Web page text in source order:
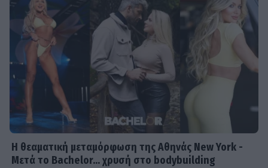
Η θεαματική μεταμόρφωση της Αθηνάς New York -
Μετά το Bachelor... χρυσή στο bodybuilding